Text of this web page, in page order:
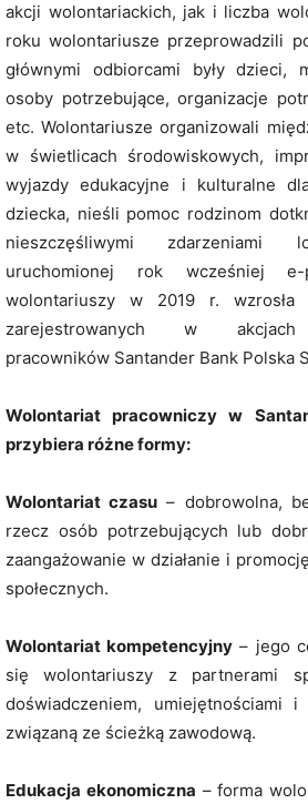
akcji wolontariackich, jak i liczba
roku wolontariusze przeprowadzili
głównymi odbiorcami były dzieci,
osoby potrzebujące, organizacje
etc. Wolontariusze organizowali
w świetlicach środowiskowych,
wyjazdy edukacyjne i kulturalne
dziecka, nieśli pomoc rodzinom
nieszczęśliwymi zdarzeniami
uruchomionej rok wcześniej e-
wolontariuszy w 2019 r.
zarejestrowanych w akcjach
pracowników Santander Bank Polska
Wolontariat pracowniczy w
przybiera różne formy:
Wolontariat czasu – dobrowolna,
rzecz osób potrzebujących lub
zaangażowanie w działanie i
społecznych.
Wolontariat kompetencyjny – jego
się wolontariuszy z partnerami
doświadczeniem, umiejętnościami
związaną ze ścieżką zawodową.
Edukacja ekonomiczna – forma